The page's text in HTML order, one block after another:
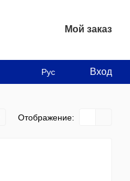
Мой заказ
Рус Вход
Отображение: